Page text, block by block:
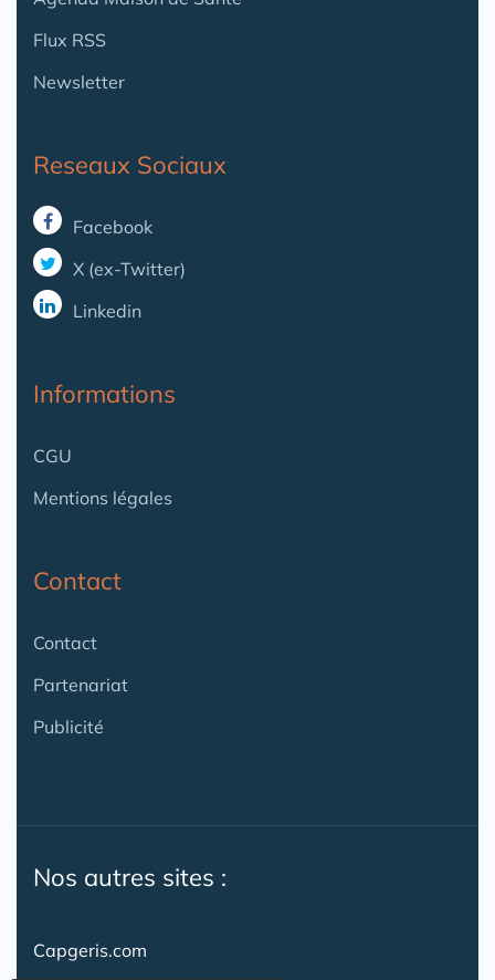
Flux RSS
Newsletter
Reseaux Sociaux
Facebook
X (ex-Twitter)
Linkedin
Informations
CGU
Mentions légales
Contact
Contact
Partenariat
Publicité
Nos autres sites :
Capgeris.com